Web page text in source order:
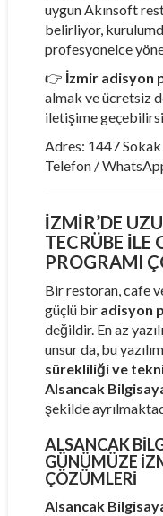
uygun Akınsoft
belirliyor,
profesyonelce
👉 İzmir adisyon
almak ve ücretsiz
iletişime
Adres: 1447
Telefon /
İZMIR’DE
TECRÜBE ILE
PROGRAMI
Bir restoran, cafe
güçlü bir adisyon
değildir. En az
unsur da, bu
sürekliliği ve
Alsancak
şekilde
ALSANCAK
GÜNÜMÜZE
ÇÖZÜMLERI
Alsancak